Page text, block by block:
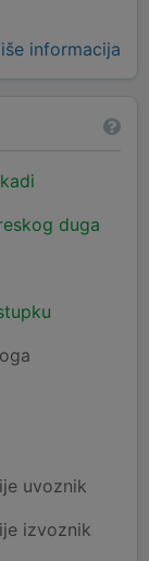
informacija
duga
uvoznik
izvoznik